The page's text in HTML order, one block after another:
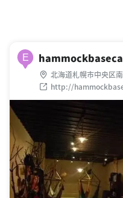
E
北海道札幌市中央区
http://